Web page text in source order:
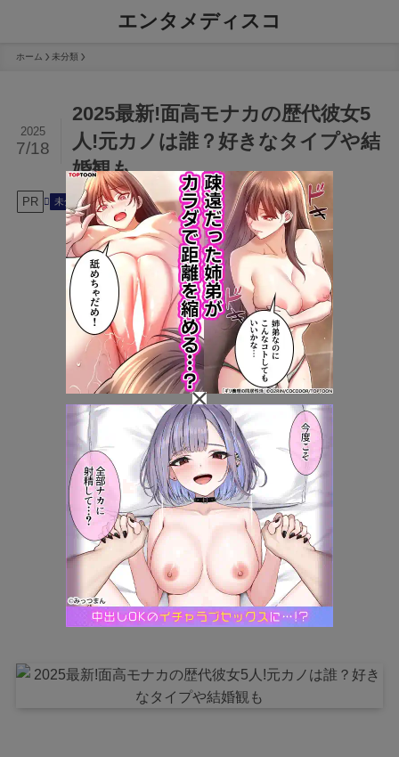
エンタメディスコ
ホーム 未分類
2025最新!面高モナカの歴代彼女5
人!元カノは誰？好きなタイプや結
婚観も
2025
7/18
PR 未分類 2025年7月18日